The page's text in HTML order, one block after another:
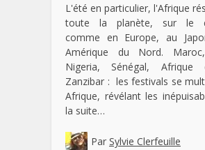
L'été en particulier, l'Afrique
toute la planète, sur le
comme en Europe, au
Amérique du Nord.
Nigeria, Sénégal, Afrique
Zanzibar : les festivals se
Afrique, révélant les
la suite…
Par Sylvie Clerfeuille